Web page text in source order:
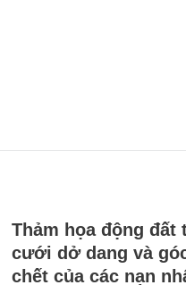
Thảm họa động
cưới dở dang và
chết của các nạn